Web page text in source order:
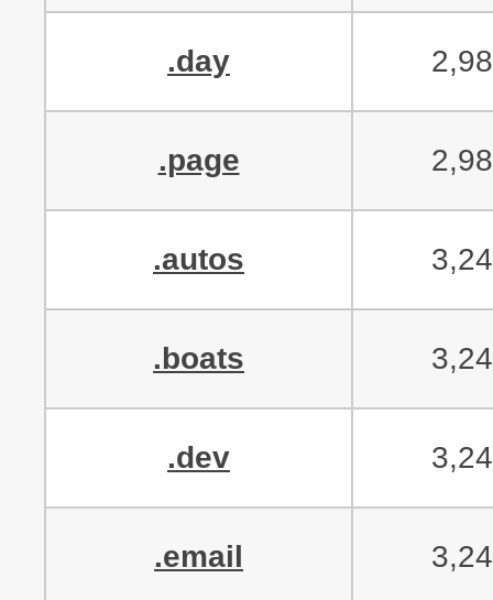
.day
.page
.autos
.boats
.dev
.email